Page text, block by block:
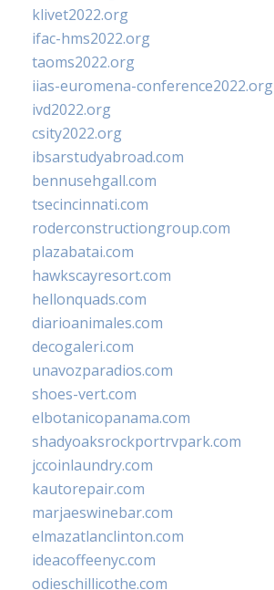
klivet2022.org
ifac-hms2022.org
taoms2022.org
iias-euromena-conference2022.org
ivd2022.org
csity2022.org
ibsarstudyabroad.com
bennusehgall.com
tsecincinnati.com
roderconstructiongroup.com
plazabatai.com
hawkscayresort.com
hellonquads.com
diarioanimales.com
decogaleri.com
unavozparadios.com
shoes-vert.com
elbotanicopanama.com
shadyoaksrockportrvpark.com
jccoinlaundry.com
kautorepair.com
marjaeswinebar.com
elmazatlanclinton.com
ideacoffeenyc.com
odieschillicothe.com